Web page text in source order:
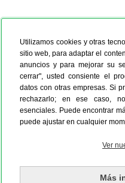
Utilizamos cookies y otras
sitio web, para adaptar el
anuncios y para mejorar su
cerrar", usted consiente el
datos con otras empresas. Si
rechazarlo; en ese caso,
esenciales. Puede encontrar
puede ajustar en cualquier
Ver
Más